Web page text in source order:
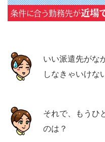
いい派遣先がな
しなきゃいけな
それで、もうひ
のは？